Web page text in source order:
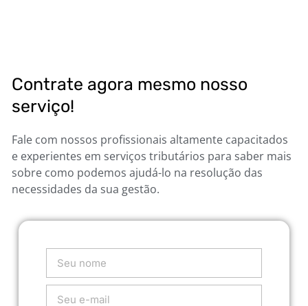
Contrate agora mesmo nosso
serviço!
Fale com nossos profissionais altamente capacitados
e experientes em serviços tributários para saber mais
sobre como podemos ajudá-lo na resolução das
necessidades da sua gestão.